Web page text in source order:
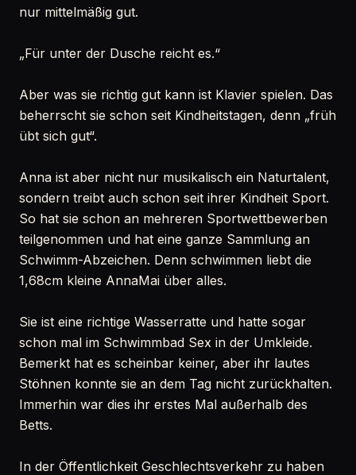
nur mittelmäßig gut.
„Für unter der Dusche reicht es.“
Aber was sie richtig gut kann ist Klavier spielen. Das
beherrscht sie schon seit Kindheitstagen, denn „früh
übt sich gut“.
Anna ist aber nicht nur musikalisch ein Naturtalent,
sondern treibt auch schon seit ihrer Kindheit Sport.
So hat sie schon an mehreren Sportwettbewerben
teilgenommen und hat eine ganze Sammlung an
Schwimm-Abzeichen. Denn schwimmen liebt die
1,68cm kleine AnnaMai über alles.
Sie ist eine richtige Wasserratte und hatte sogar
schon mal im Schwimmbad Sex in der Umkleide.
Bemerkt hat es scheinbar keiner, aber ihr lautes
Stöhnen konnte sie an dem Tag nicht zurückhalten.
Immerhin war dies ihr erstes Mal außerhalb des
Betts.
In der Öffentlichkeit Geschlechtsverkehr zu haben